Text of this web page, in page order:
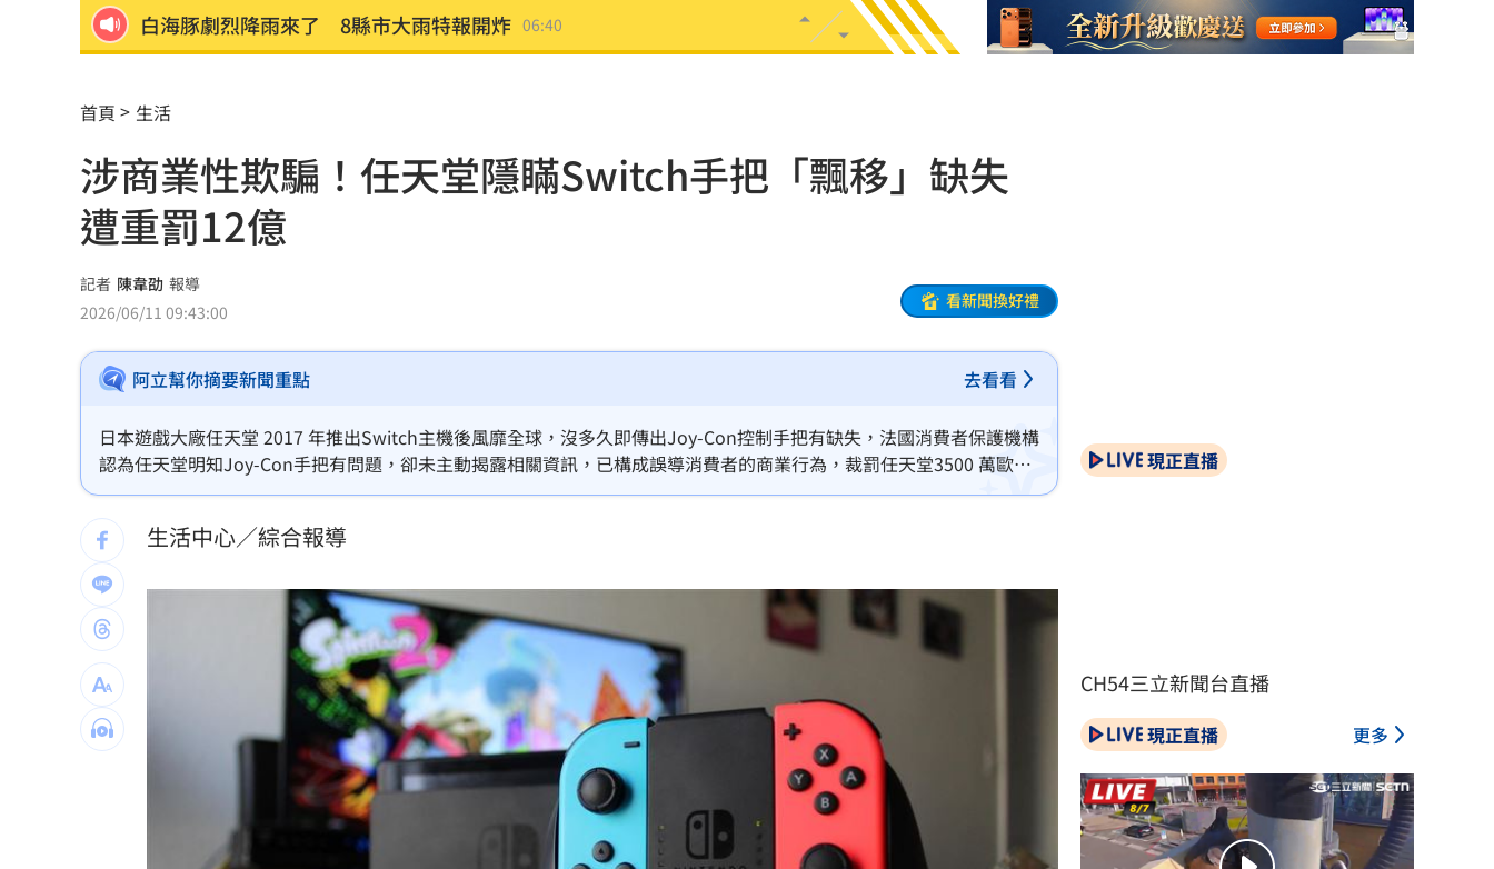
白海豚劇烈降雨來了 8縣市大雨特報開炸 06:40
姜厚任女友「3碩1博」爆造假！本人發聲了
慈濟遭詐10億 AIT突發文打擊詐騙網笑翻 06:09
新北爆警匪追逐…轟4槍射3輪！破窗逮毒駕
強彈千點！「18檔」收復失土台股ETF
7月急跌觸底 高含積這幾檔受益人激增！
白海豚海警範圍擴大！最新暴風圈侵襲率曝
慈濟遭詐10億 國民黨不認錯反嗆⋯網炸鍋 05:43
就業意外爆冷！那指漲342點 標普500新高
美通過制裁案！川普可課俄國商品500%關稅
日本銀髮族瘋工作 逾4成想做到80歲 05:05
解散統促黨？他曝翁曉玲一招：恐白忙一場 04:58
疫苗真相！蔣萬安嗆一句 謝金河痛心發聲 04:43
股災這8檔規模逆勢創高 它最猛成長逾10% 04:20
台灣彩券開獎直播中 20:31
LIVE三立+24小時直播 15:27
首頁 生活
涉商業性欺騙！任天堂隱瞞Switch手把「飄移」缺失
遭重罰12億
記者 陳韋劭 報導
2026/06/11 09:43:00
看新聞換好禮
阿立幫你摘要新聞重點 去看看
日本遊戲大廠任天堂 2017 年推出Switch主機後風靡全球，沒多久即傳出Joy-Con控制手把有缺失，法國消費者保護機構
認為任天堂明知Joy-Con手把有問題，卻未主動揭露相關資訊，已構成誤導消費者的商業行為，裁罰任天堂3500 萬歐元
（約12億台幣）。
生活中心／綜合報導
現正直播
CH54三立新聞台直播
現正直播 更多